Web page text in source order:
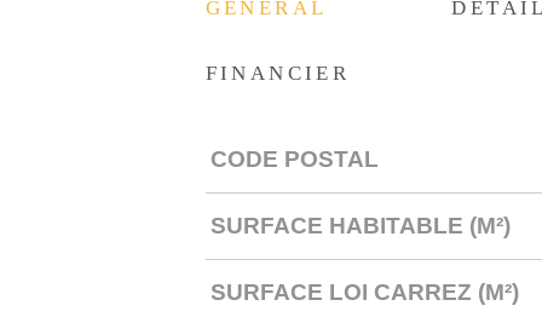
GÉNÉRAL
FINANCIER
Caractérisque Valeurs
CODE POSTAL
SURFACE HABITABLE (M²)
SURFACE LOI CARREZ (M²)